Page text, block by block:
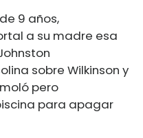
9 años,
a su madre esa
sobre Wilkinson y
pero
para apagar